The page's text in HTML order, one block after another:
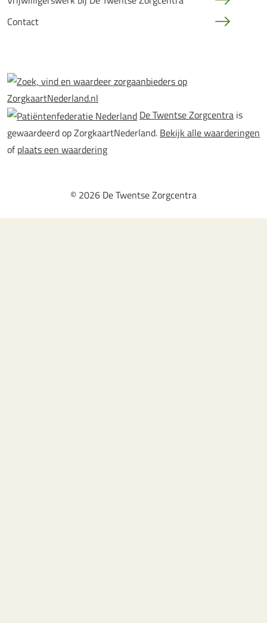
Contact
De Twentse Zorgcentra is
gewaardeerd op ZorgkaartNederland. Bekijk alle waarderingen
ofplaats een waardering
© 2026 De Twentse Zorgcentra